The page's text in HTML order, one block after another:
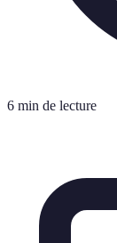
6 min de lecture